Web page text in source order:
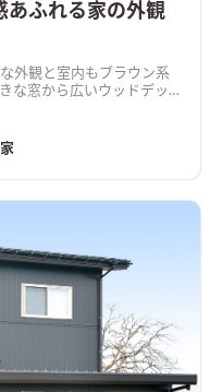
あふれる家の外観
外観と室内もブラウン系
な窓から広いウッドデッキ
家族とペットが楽しく一緒